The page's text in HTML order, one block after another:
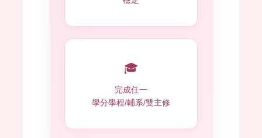
🎓
完成任一
學分學程/輔系/雙主修